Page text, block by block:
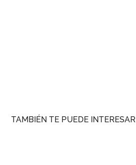
TAMBIÉN TE PUEDE INTERESAR